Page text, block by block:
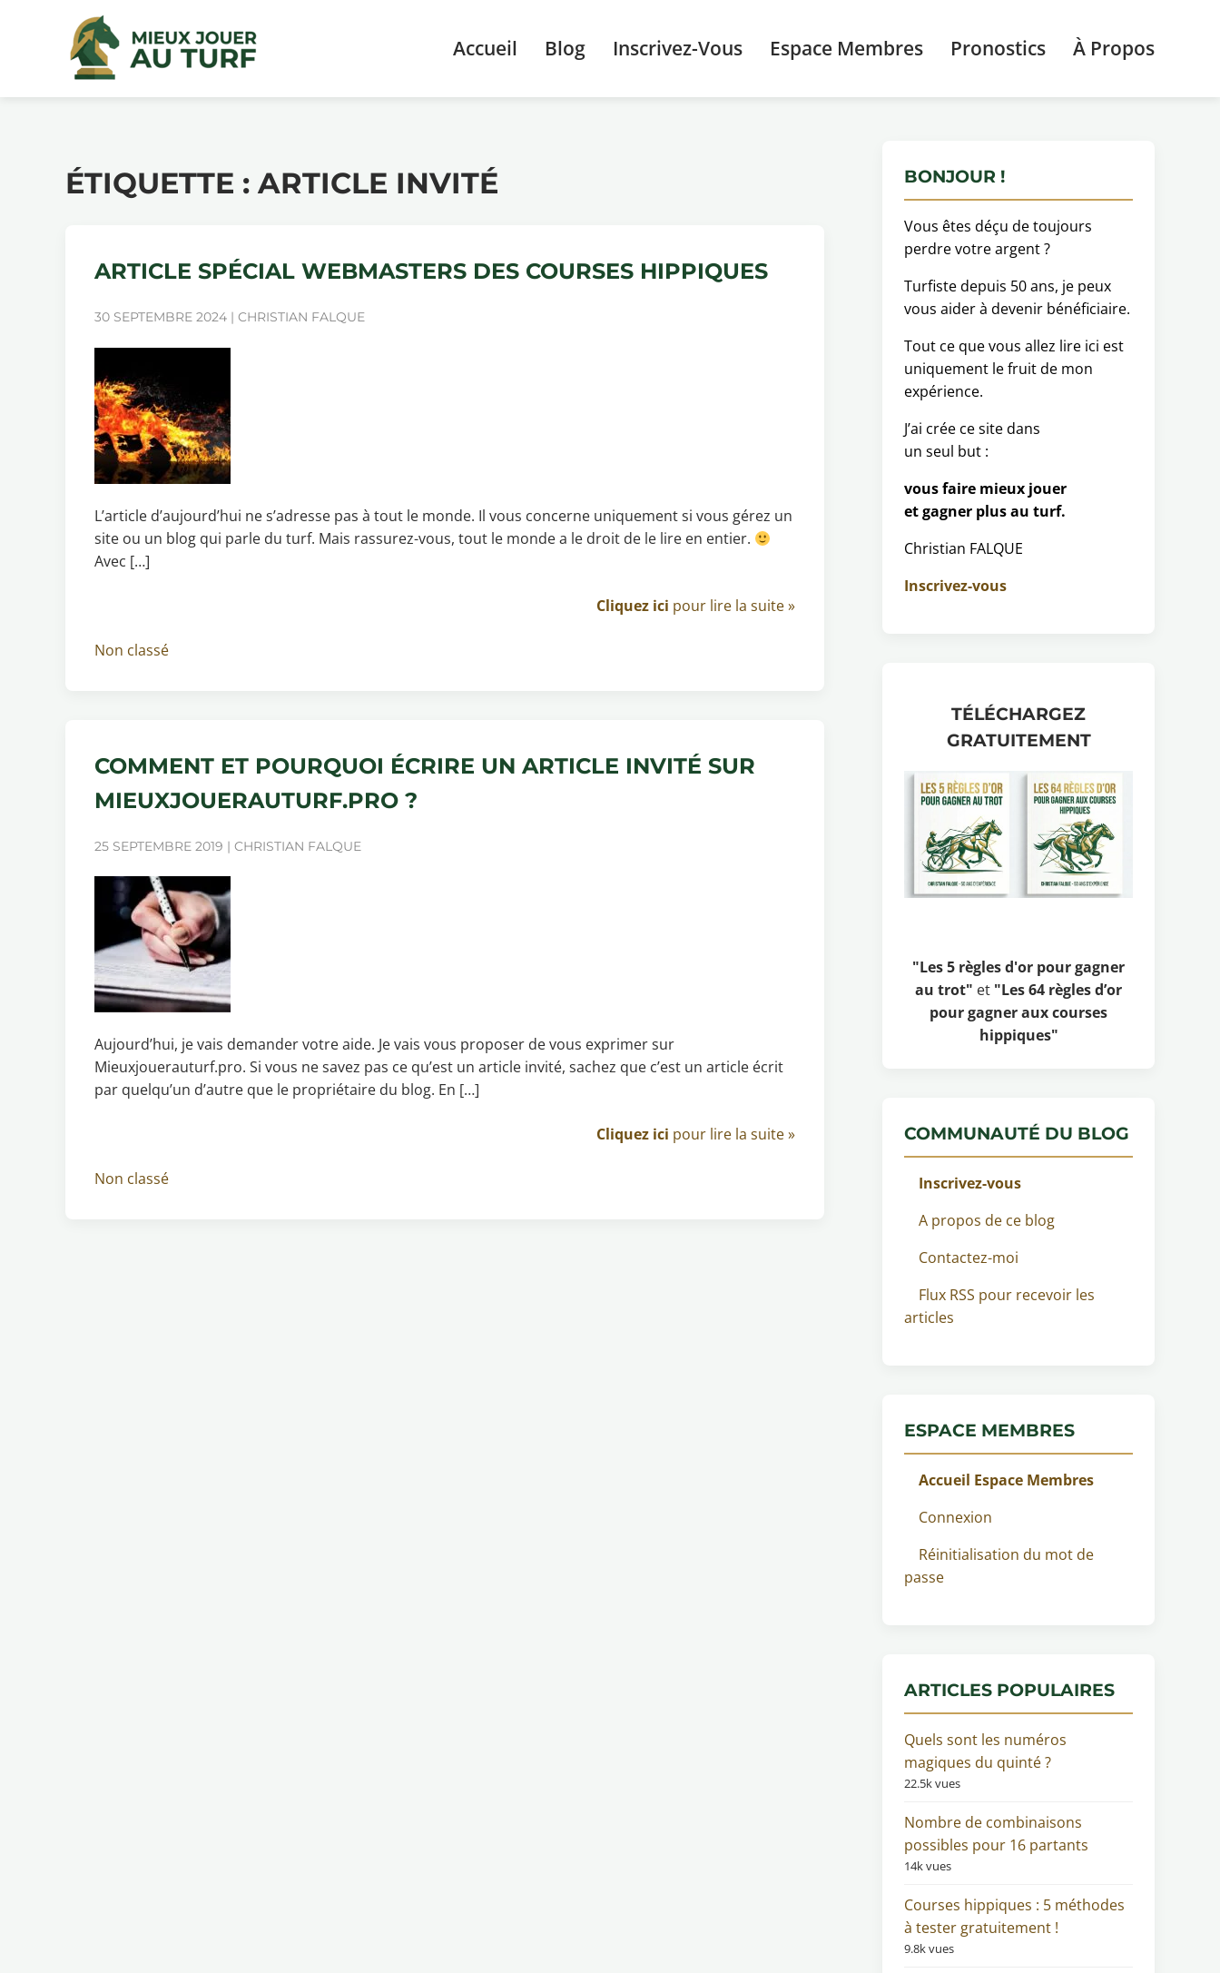
Accueil Blog Inscrivez-Vous Espace Membres Pronostics À Propos
ÉTIQUETTE : ARTICLE INVITÉ
ARTICLE SPÉCIAL WEBMASTERS DES COURSES HIPPIQUES
30 SEPTEMBRE 2024 | CHRISTIAN FALQUE
L’article d’aujourd’hui ne s’adresse pas à tout le monde. Il vous concerne uniquement si vous gérez un
site ou un blog qui parle du turf. Mais rassurez-vous, tout le monde a le droit de le lire en entier.
Avec […]
Cliquez ici pour lire la suite »
Non classé
COMMENT ET POURQUOI ÉCRIRE UN ARTICLE INVITÉ SUR
MIEUXJOUERAUTURF.PRO ?
25 SEPTEMBRE 2019 | CHRISTIAN FALQUE
Aujourd’hui, je vais demander votre aide. Je vais vous proposer de vous exprimer sur
Mieuxjouerauturf.pro. Si vous ne savez pas ce qu’est un article invité, sachez que c’est un article écrit
par quelqu’un d’autre que le propriétaire du blog. En […]
Cliquez ici pour lire la suite »
Non classé
BONJOUR !
Vous êtes déçu de toujours
perdre votre argent ?
Turfiste depuis 50 ans, je peux
vous aider à devenir bénéficiaire.
Tout ce que vous allez lire ici est
uniquement le fruit de mon
expérience.
J’ai crée ce site dans
un seul but :
vous faire mieux jouer
et gagner plus au turf.
Christian FALQUE
Inscrivez-vous
TÉLÉCHARGEZ
GRATUITEMENT
"Les 5 règles d'or pour gagner
au trot" et "Les 64 règles d’or
pour gagner aux courses
hippiques"
COMMUNAUTÉ DU BLOG
Inscrivez-vous
A propos de ce blog
Contactez-moi
Flux RSS pour recevoir les
articles
ESPACE MEMBRES
Accueil Espace Membres
Connexion
Réinitialisation du mot de
passe
ARTICLES POPULAIRES
Quels sont les numéros
magiques du quinté ?
22.5k vues
Nombre de combinaisons
possibles pour 16 partants
14k vues
Courses hippiques : 5 méthodes
à tester gratuitement !
9.8k vues